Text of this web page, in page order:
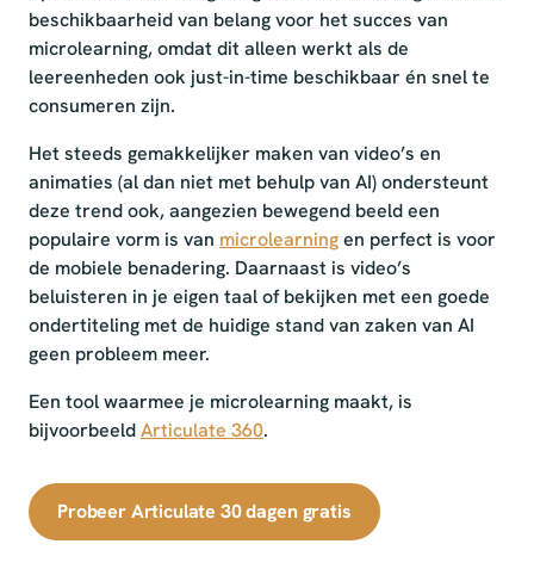
beschikbaarheid van belang voor het succes van
microlearning, omdat dit alleen werkt als de
leereenheden ook just-in-time beschikbaar én snel te
consumeren zijn.
Het steeds gemakkelijker maken van video’s en
animaties (al dan niet met behulp van AI) ondersteunt
deze trend ook, aangezien bewegend beeld een
populaire vorm is van microlearningen perfect is voor
de mobiele benadering. Daarnaast is video’s
beluisteren in je eigen taal of bekijken met een goede
ondertiteling met de huidige stand van zaken van AI
geen probleem meer.
Een tool waarmee je microlearning maakt, is
bijvoorbeeldArticulate 360.
Probeer Articulate 30 dagen gratis